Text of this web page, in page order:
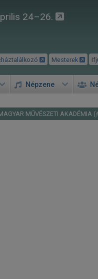
24–26.
Mesterek
Népzene
MŰVÉSZETI AKADÉMIA (